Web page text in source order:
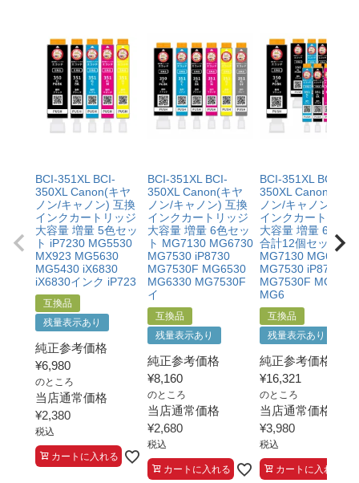
・保証対象となる商品を当店指定の方法で返送いただく
こと
・当店で定めた保証期間（ご購入日から1年間）を過ぎ
る前に当店へご連絡をいただくこと
・返品理由が「不要になったから」「注文を間違えた」
等お客様都合ではないこと
【適用条件】
・修理に出される前に、必ず当店へご連絡をいただくこ
と。
・プリンター本体が保証期間内であることを証明できる
書類（保証書や領収書など）をご提示いただくこと。
・当店の商品が原因でプリンターが故障したことがわか
ものではないこと。
・メーカーの出張修理を依頼されてないこと。
BCI-351XL BCI-
350XL Canon(キヤ
ノン/キャノン) 互換
インクカートリッジ
大容量 増量 5色セッ
ト iP7230 MG5530
MX923 MG5630
MG5430 iX6830
iX6830インク iP723
互換品
残量表示あり
純正参考価格
¥6,980
のところ
当店通常価格
¥2,380
税込
カートに入れる
BCI-351XL BCI-
350XL Canon(キヤ
ノン/キャノン) 互換
インクカートリッジ
大容量 増量 6色セッ
ト MG7130 MG6730
MG7530 iP8730
MG7530F MG6530
MG6330 MG7530F
イ
互換品
残量表示あり
純正参考価格
¥8,160
のところ
当店通常価格
¥2,680
税込
カートに入れる
BCI-351XL BCI-
350XL Canon(キヤ
ノン/キャノン) 互換
インクカートリッ
大容量 増量 6色×2
合計12個セット
MG7130 MG6730
MG7530 iP8730
MG7530F MG6530
MG6
互換品
残量表示あり
純正参考価格
¥16,321
のところ
当店通常価格
¥3,980
税込
カートに入れる